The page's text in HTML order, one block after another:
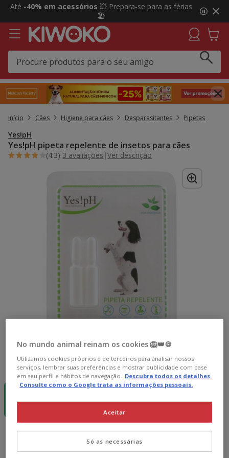
2
3,
mensagem,
Até -40% em acessórios 💥 Prepara-se para as férias
🏖️
Início Cães Higiene para cães Desparasitantes Pipetas
Yes!pH
Yes!pH pipeta repelente de insetos para cães
(4.3) 3 avaliações |Ver descrição
Formato: 2 x 1.5 ml
2 x 1.5 ml
7.29€
No mundo animal reinam os cookies 🦁👑🍪
Utilizamos cookies próprios e de terceiros para analisar nossos
serviços, lembrar suas preferências e mostrar publicidade com base
em seu perfil e hábitos de navegação. Descubra todos os detalhes.
Consulte como o Google trata as informações pessoais.
Só as necessárias
Aceitar